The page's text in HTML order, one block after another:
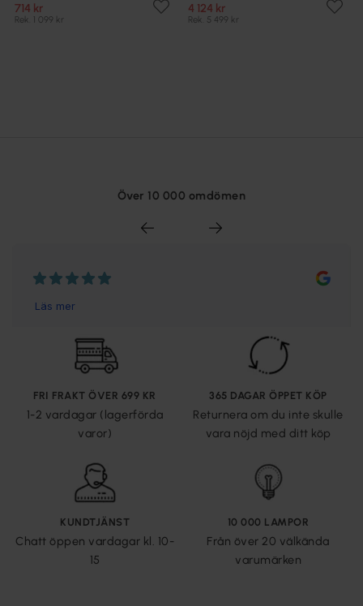
714 kr
Rek. 1 099 kr
4 124 kr
Rek. 5 499 kr
Över 10 000 omdömen
FRI FRAKT ÖVER 699 KR
1-2 vardagar (lagerförda
varor)
365 DAGAR ÖPPET KÖP
Returnera om du inte skulle
vara nöjd med ditt köp
KUNDTJÄNST
Chatt öppen vardagar kl. 10-
15
10 000 LAMPOR
Från över 20 välkända
varumärken